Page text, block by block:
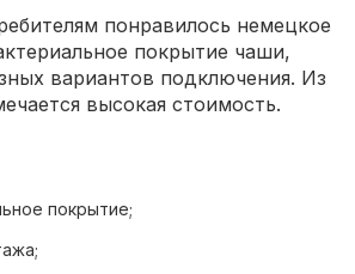
понравилось немецкое
покрытие чаши,
вариантов подключения. Из
высокая стоимость.
покрытие;